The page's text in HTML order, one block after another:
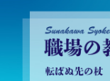
砂川昇建会長ブログ